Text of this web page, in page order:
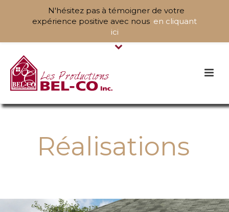
Réalisations
N'hésitez pas à témoigner de votre
expérience positive avec nous en cliquant
ici